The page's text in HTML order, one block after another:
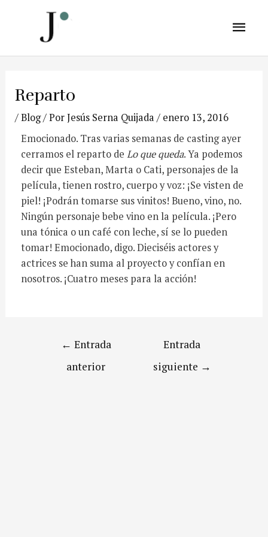
Reparto
/Blog/ PorJesús Serna Quijada/ enero 13, 2016
Emocionado. Tras varias semanas de casting ayer
cerramos el reparto deLo que queda. Ya podemos
decir que Esteban, Marta o Cati, personajes de la
película, tienen rostro, cuerpo y voz: ¡Se visten de
piel! ¡Podrán tomarse sus vinitos! Bueno, vino, no.
Ningún personaje bebe vino en la película. ¡Pero
una tónica o un café con leche, sí se lo pueden
tomar! Emocionado, digo. Dieciséis actores y
actrices se han suma al proyecto y confían en
nosotros. ¡Cuatro meses para la acción!
← Entrada
anterior
Entrada
siguiente →